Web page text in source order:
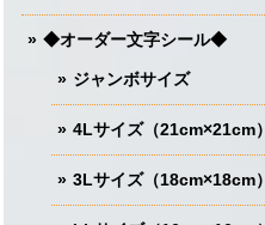
◆オーダー文字シール◆
ジャンボサイズ
4Lサイズ（21cm×21cm）
3Lサイズ（18cm×18cm）